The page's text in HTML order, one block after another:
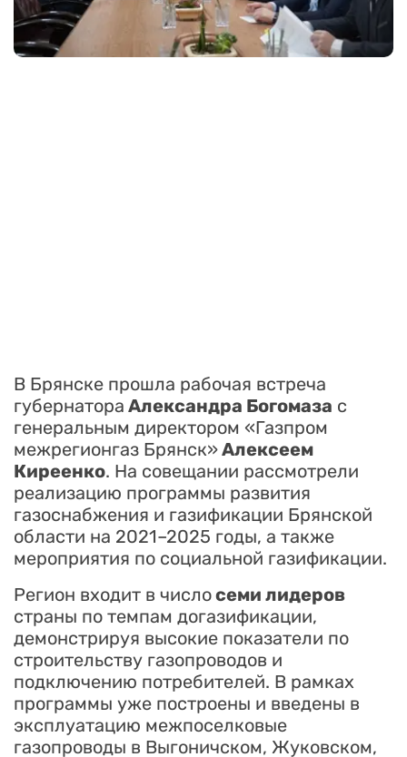
В Брянске прошла рабочая встреча
губернатора Александра Богомаза с
генеральным директором «Газпром
межрегионгаз Брянск»Алексеем
Киреенко. На совещании рассмотрели
реализацию программы развития
газоснабжения и газификации Брянской
области на 2021–2025 годы, а также
мероприятия по социальной газификации.
Регион входит в числосеми лидеров
страны по темпам догазификации,
демонстрируя высокие показатели по
строительству газопроводов и
подключению потребителей. В рамках
программы уже построены и введены в
эксплуатацию межпоселковые
газопроводы в Выгоничском, Жуковском,